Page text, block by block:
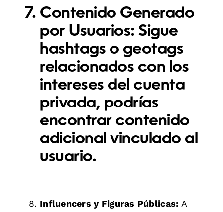
Contenido Generado
por Usuarios: Sigue
hashtags o geotags
relacionados con los
intereses del cuenta
privada, podrías
encontrar contenido
adicional vinculado al
usuario.
Influencers y Figuras Públicas: A